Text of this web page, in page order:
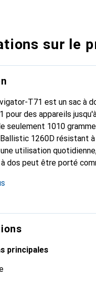
sur le
T71 est un sac à
pour des appareils
seulement 1010
1260D résistant
utilisation
dos peut être porté
flexible permet de
pour
de la mousse EVA, qui
appareils plus
L'intérieur est divisé
bloc-notes et plus encore.
contre les RFID
principales